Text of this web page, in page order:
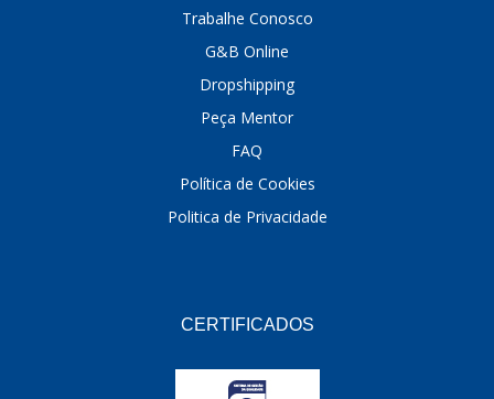
Trabalhe Conosco
G&B Online
Dropshipping
Peça Mentor
FAQ
Política de Cookies
Politica de Privacidade
CERTIFICADOS